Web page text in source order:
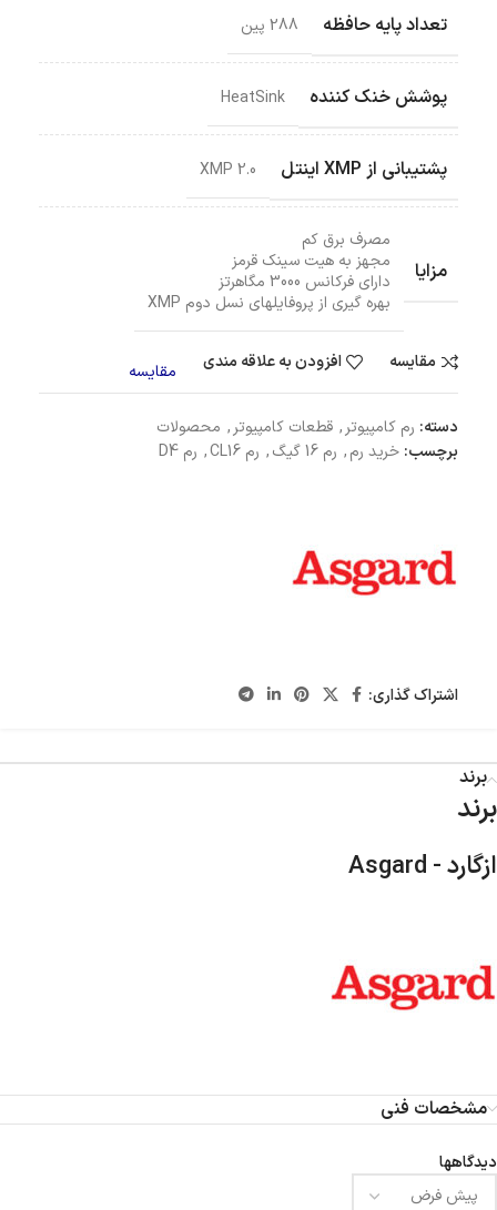
تعداد پایه حافظه 288 پین
پوشش خنک کننده HeatSink
پشتیبانی از XMP اینتل XMP 2.0
مزایا
مصرف برق کم
مجهز به هیت سینک قرمز
دارای فرکانس 3000 مگاهرتز
بهره گیری از پروفایلهای نسل دوم XMP
مقایسه افزودن به علاقه مندی مقایسه
دسته: رم کامپیوتر , قطعات کامپیوتر , محصولات
برچسب: خرید رم, رم 16 گیگ , رم CL16 , رم D4
اشتراک گذاری:
برند
برند
ازگارد - Asgard
مشخصات فنی
دیدگاهها